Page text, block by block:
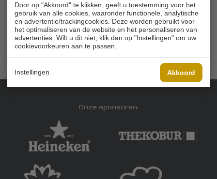
Door op "Akkoord" te klikken, geeft u toestemming voor het
gebruik van alle cookies, waaronder functionele, analytische
en advertentie/trackingcookies. Deze worden gebruikt voor
het optimaliseren van de website en het personaliseren van
advertenties. Wilt u dit niet, klik dan op "Instellingen" om uw
cookievoorkeuren aan te passen.
Instellingen Akkoord
Tel010 - 460 21 39
Email
Onze sponsoren: